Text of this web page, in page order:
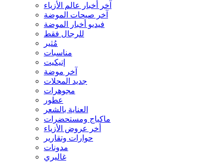
آخر أخبار عالم الأزياء
آخر صيحات الموضة
فيديو أخبار الموضة
للرجال فقط
مُثير
مناسبات
إتيكيت
آخر موضة
جديد المحلات
مجوهرات
عطور
العناية بالشعر
ماكياج ومستحضرات
أخر عروض الأزياء
حوارات وتقارير
مدونات
غاليري